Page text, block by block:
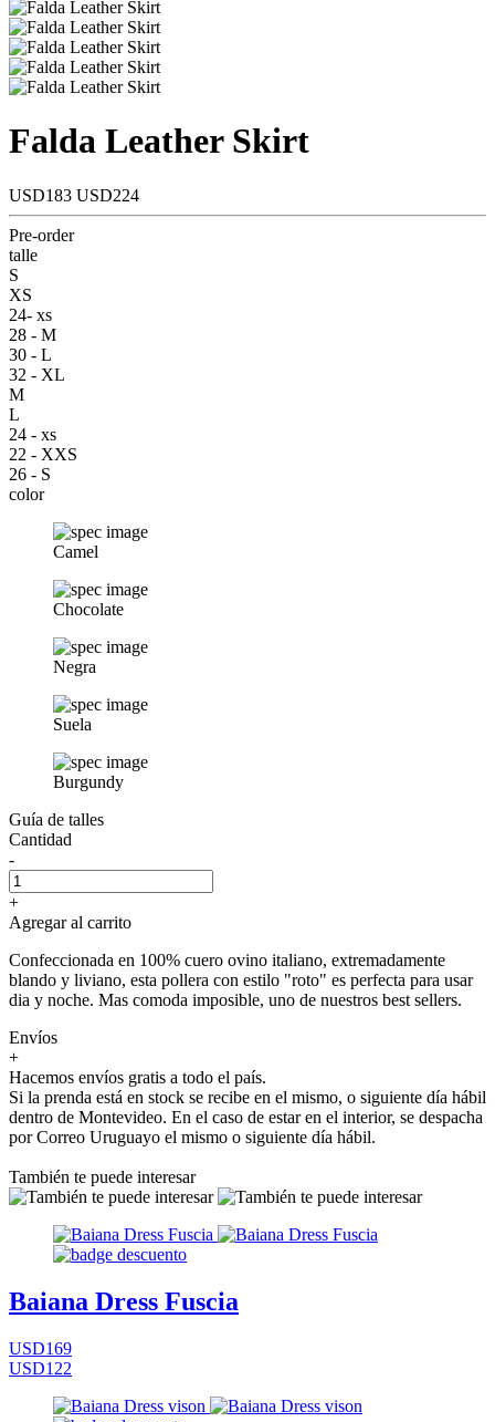
Falda Leather Skirt
USD183 USD224
Pre-order
talle
S
XS
24- xs
28 - M
30 - L
32 - XL
M
L
24 - xs
22 - XXS
26 - S
color
Camel
Chocolate
Negra
Suela
Burgundy
Guía de talles
Cantidad
-
+
Agregar al carrito
Confeccionada en 100% cuero ovino italiano, extremadamente
blando y liviano, esta pollera con estilo "roto" es perfecta para usar
dia y noche. Mas comoda imposible, uno de nuestros best sellers.
Envíos
+
Hacemos envíos gratis a todo el país.
Si la prenda está en stock se recibe en el mismo, o siguiente día hábil
dentro de Montevideo. En el caso de estar en el interior, se despacha
por Correo Uruguayo el mismo o siguiente día hábil.
También te puede interesar
Baiana Dress Fuscia
USD169
USD122